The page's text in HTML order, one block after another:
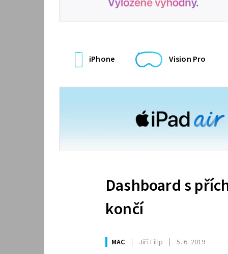
iPhone Vision Pro
Dashboard s
končí
MAC Jiří Filip 5. 6. 2019